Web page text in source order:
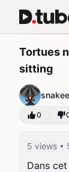
Tortues
sitting
0
5 views •
Dans